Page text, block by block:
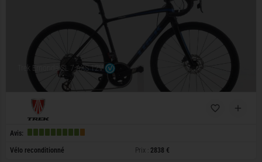
Trek Emonda SL 7 AXS 12V
Avis:
Vélo reconditionné Prix : 2838 €